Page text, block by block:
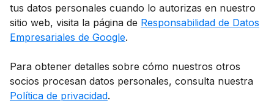
tus datos personales cuando lo autorizas en nuestro
sitio web, visita la página de Responsabilidad de Datos
Empresariales de Google.
Para obtener detalles sobre cómo nuestros otros
socios procesan datos personales, consulta nuestra
Política de privacidad.